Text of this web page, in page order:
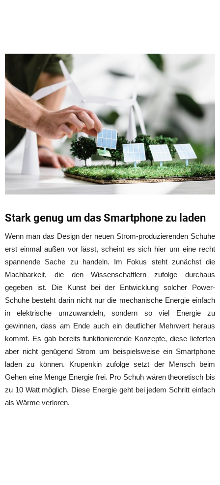
Stark genug um das Smartphone zu laden
Wenn man das Design der neuen Strom-produzierenden Schuhe
erst einmal außen vor lässt, scheint es sich hier um eine recht
spannende Sache zu handeln. Im Fokus steht zunächst die
Machbarkeit, die den Wissenschaftlern zufolge durchaus
gegeben ist. Die Kunst bei der Entwicklung solcher Power-
Schuhe besteht darin nicht nur die mechanische Energie einfach
in elektrische umzuwandeln, sondern so viel Energie zu
gewinnen, dass am Ende auch ein deutlicher Mehrwert heraus
kommt. Es gab bereits funktionierende Konzepte, diese lieferten
aber nicht genügend Strom um beispielsweise ein Smartphone
laden zu können. Krupenkin zufolge setzt der Mensch beim
Gehen eine Menge Energie frei. Pro Schuh wären theoretisch bis
zu 10 Watt möglich. Diese Energie geht bei jedem Schritt einfach
als Wärme verloren.